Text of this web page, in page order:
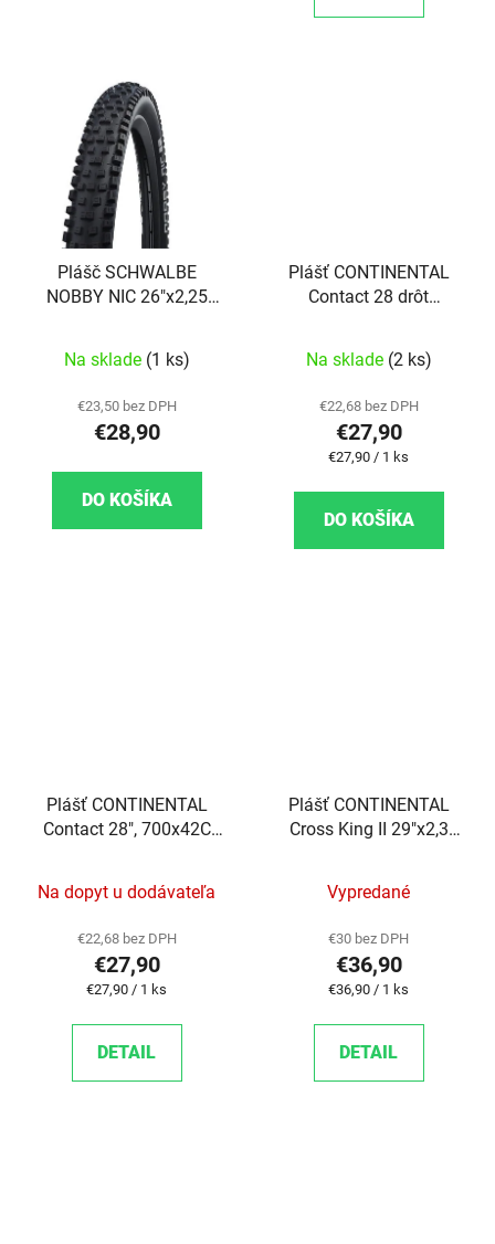
Plášč SCHWALBE
NOBBY NIC 26"x2,25
Na sklade (1 ks)
€23,50 bez DPH
€28,90
DO KOŠÍKA
Plášť CONTINENTAL
Contact 28 drôt
Na sklade (2 ks)
€22,68 bez DPH
€27,90
Jednotková cena:
€27,90 / 1 ks
DO KOŠÍKA
Plášť CONTINENTAL
Contact 28", 700x42C
Na dopyt u dodávateľa
€22,68 bez DPH
€27,90
Jednotková cena:
€27,90 / 1 ks
DETAIL
Plášť CONTINENTAL
Cross King II 29"x2,3
Vypredané
€30 bez DPH
€36,90
Jednotková cena:
€36,90 / 1 ks
DETAIL